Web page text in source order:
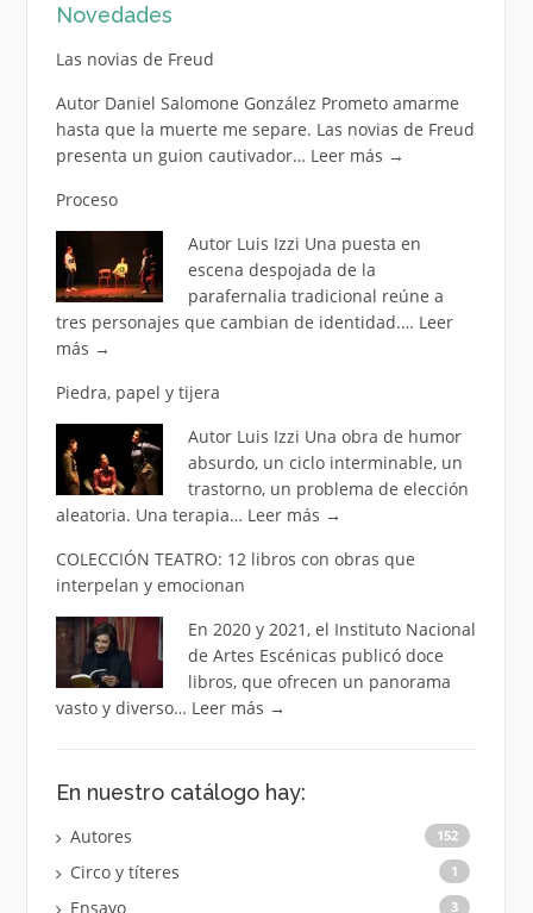
Novedades
Las novias de Freud
Autor Daniel Salomone González Prometo amarme
hasta que la muerte me separe. Las novias de Freud
presenta un guion cautivador… Leer más →
Proceso
Autor Luis Izzi Una puesta en
escena despojada de la
parafernalia tradicional reúne a
tres personajes que cambian de identidad.… Leer
más →
Piedra, papel y tijera
Autor Luis Izzi Una obra de humor
absurdo, un ciclo interminable, un
trastorno, un problema de elección
aleatoria. Una terapia… Leer más →
COLECCIÓN TEATRO: 12 libros con obras que
interpelan y emocionan
En 2020 y 2021, el Instituto Nacional
de Artes Escénicas publicó doce
libros, que ofrecen un panorama
vasto y diverso… Leer más →
En nuestro catálogo hay:
Autores 152
Circo y títeres 1
Ensayo 3